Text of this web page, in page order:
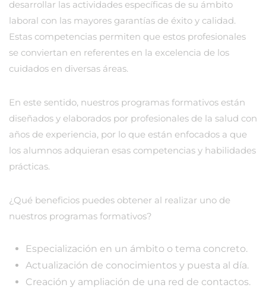
desarrollar las actividades específicas de su ámbito
laboral con las mayores garantías de éxito y calidad.
Estas competencias permiten que estos profesionales
se conviertan en referentes en la excelencia de los
cuidados en diversas áreas.
En este sentido, nuestros programas formativos están
diseñados y elaborados por profesionales de la salud con
años de experiencia, por lo que están enfocados a que
los alumnos adquieran esas competencias y habilidades
prácticas.
¿Qué beneficios puedes obtener al realizar uno de
nuestros programas formativos?
Especialización en un ámbito o tema concreto.
Actualización de conocimientos y puesta al día.
Creación y ampliación de una red de contactos.